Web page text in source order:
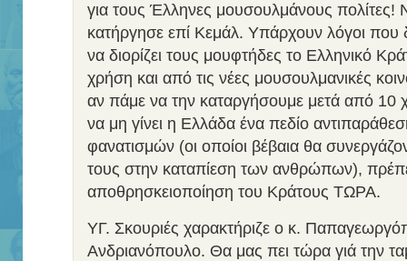
για τους Έλληνες μουσουλμάνους πολίτες!
κατήργησε επί Κεμάλ. Υπάρχουν λόγοι που
να διορίζει τους μουφτήδες το Ελληνικό
χρήση και από τις νέες μουσουλμανικές
αν πάμε να την καταργήσουμε μετά από 10
να μη γίνει η Ελλάδα ένα πεδίο
φανατισμών (οι οποίοι βέβαια θα
τους στην καταπίεση των ανθρώπων),
αποθρησκειοποίηση του Κράτους ΤΩΡΑ.
ΥΓ. Σκουριές χαρακτήριζε ο κ.
Ανδριανόπουλο. Θα μας πει τώρα γιά την